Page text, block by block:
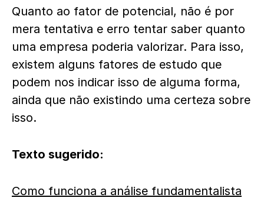
Quanto ao fator de potencial, não é por
mera tentativa e erro tentar saber quanto
uma empresa poderia valorizar. Para isso,
existem alguns fatores de estudo que
podem nos indicar isso de alguma forma,
ainda que não existindo uma certeza sobre
isso.
Texto sugerido:
Como funciona a análise fundamentalista